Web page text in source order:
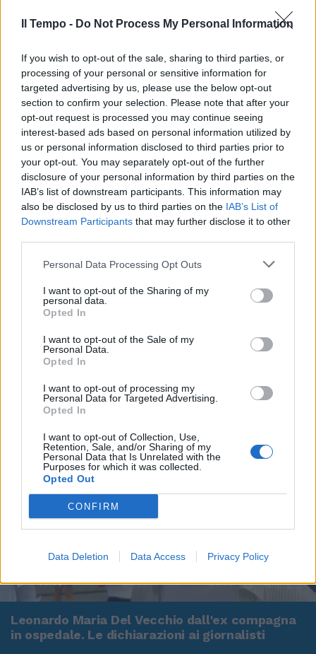
Il Tempo - Do Not Process My Personal Information
If you wish to opt-out of the sale, sharing to third parties, or
processing of your personal or sensitive information for
targeted advertising by us, please use the below opt-out
section to confirm your selection. Please note that after your
opt-out request is processed you may continue seeing
interest-based ads based on personal information utilized by
us or personal information disclosed to third parties prior to
your opt-out. You may separately opt-out of the further
disclosure of your personal information by third parties on the
IAB’s list of downstream participants. This information may
also be disclosed by us to third parties on the IAB’s List of
Downstream Participants that may further disclose it to other
Personal Data Processing Opt Outs
I want to opt-out of the Sharing of my
personal data.
Opted In
I want to opt-out of the Sale of my
Personal Data.
Opted In
I want to opt-out of processing my
Personal Data for Targeted Advertising.
Opted In
I want to opt-out of Collection, Use,
Retention, Sale, and/or Sharing of my
Personal Data that Is Unrelated with the
Purposes for which it was collected.
Opted Out
CONFIRM
Data Deletion Data Access Privacy Policy
00:00 01:16
Leonardo Maria Del Vecchio dall'ex compagna
in ospedale. Le dichiarazioni ai giornalisti